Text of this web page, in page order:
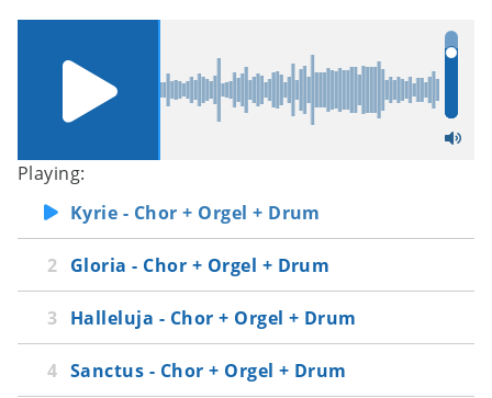
Sanctus de anima
Playing:
Kyrie - Chor + Orgel + Drum
Gloria - Chor + Orgel + Drum
Halleluja - Chor + Orgel + Drum
Sanctus - Chor + Orgel + Drum